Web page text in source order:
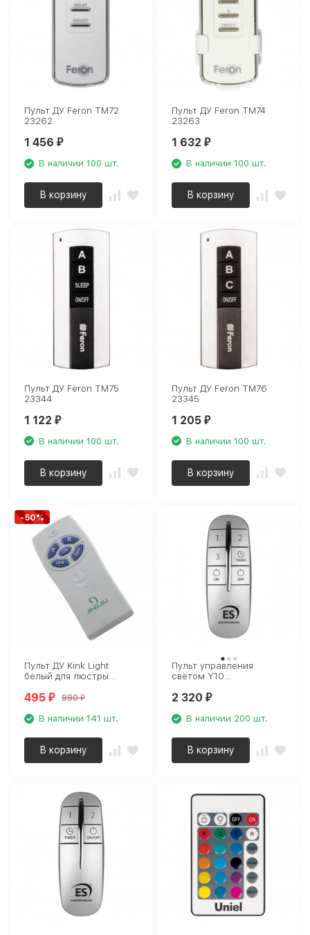
Пульт ДУ Feron TM72
23262
1 456₽
В наличии 100 шт.
В корзину
Пульт ДУ Feron TM74
23263
1 632₽
В наличии 100 шт.
В корзину
Пульт ДУ Feron TM75
23344
1 122₽
В наличии 100 шт.
В корзину
Пульт ДУ Feron TM76
23345
1 205₽
В наличии 100 шт.
В корзину
-50%
Пульт ДУ Kink Light
белый для люстры
495₽ 990₽
В наличии 141 шт.
В корзину
Пульт управления
светом Y10
2 320₽
В наличии 200 шт.
В корзину